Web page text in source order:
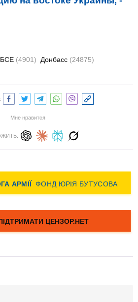
(4901) Донбасс (24875)
Мне нравится